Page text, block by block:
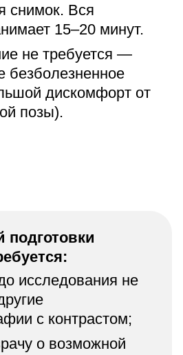
снимок. Вся
15–20 минут.
не требуется —
безболезненное
дискомфорт от
позы).
подготовки
исследования не
с контрастом;
о возможной